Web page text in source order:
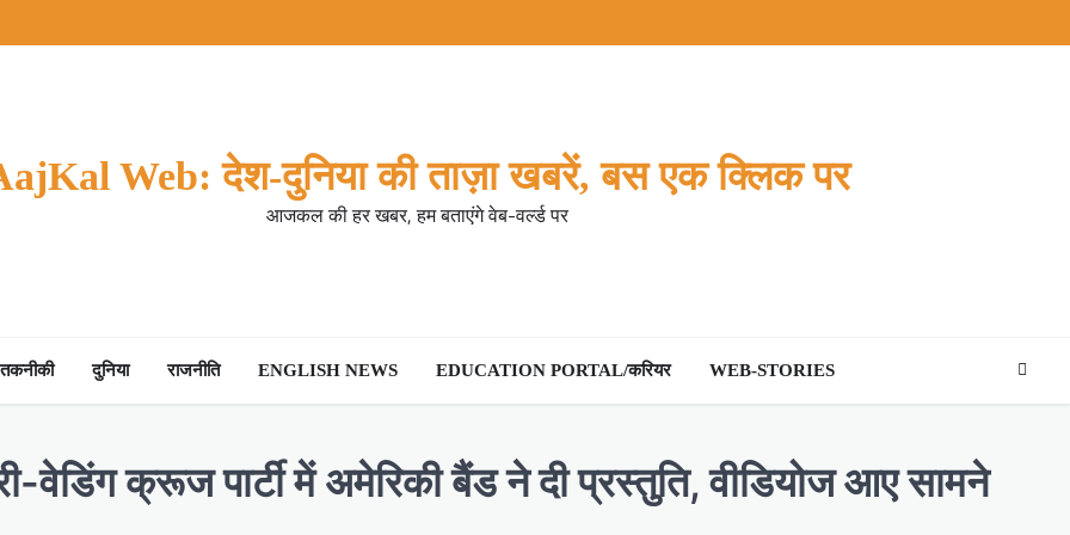
Web: देश-दुनिया की ताज़ा खबरें, बस एक क्लिक पर
आजकल की हर खबर, हम बताएंगे वेब-वर्ल्ड पर
तकनीकी दुनिया राजनीति ENGLISH NEWS EDUCATION PORTAL/करियर WEB-STORIES
वेडिंग क्रूज पार्टी में अमेरिकी बैंड ने दी प्रस्तुति, वीडियोज आए सामने